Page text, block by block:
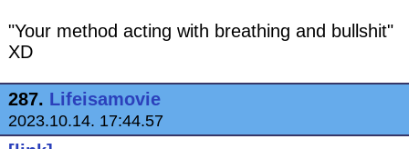
"Your method acting with breathing and bullshit"
XD
287. Lifeisamovie
2023.10.14. 17:44.57